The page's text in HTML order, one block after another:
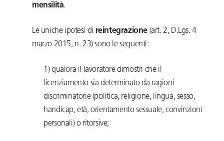
mensilità.
Le uniche ipotesi di reintegrazione (art. 2, D.Lgs. 4
marzo 2015, n. 23) sono le seguenti:
1) qualora il lavoratore dimostri che il
licenziamento sia determinato da ragioni
discriminatorie (politica, religione, lingua, sesso,
handicap, età, orientamento sessuale, convinzioni
personali) o ritorsive;